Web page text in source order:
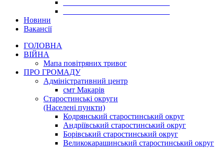
Новини
Вакансії
ГОЛОВНА
ВІЙНА
Мапа повітряних тривог
ПРО ГРОМАДУ
Aдміністративний центр
смт Макарів
Старостинські округи
(Населені пункти)
Кодрянський старостинський округ
Андріївський старостинський округ
Борівський старостинський округ
Великокарашинський старостинський округ